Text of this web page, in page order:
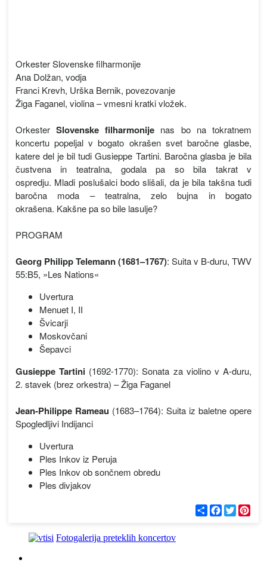
Orkester Slovenske filharmonije
Ana Dolžan, vodja
Franci Krevh, Urška Bernik, povezovanje
Žiga Faganel, violina – vmesni kratki vložek.
OrkesterSlovenske filharmonije nas bo na tokratnem
koncertu popeljal v bogato okrašen svet baročne glasbe,
katere del je bil tudi Gusieppe Tartini. Baročna glasba je bila
čustvena in teatralna, godala pa so bila takrat v
ospredju. Mladi poslušalci bodo slišali, da je bila takšna tudi
baročna moda – teatralna, zelo bujna in bogato
okrašena. Kakšne pa so bile lasulje?
PROGRAM
Georg Philipp Telemann (1681–1767): Suita v B-duru, TWV
55:B5, »Les Nations«
Uvertura
Menuet I, II
Švicarji
Moskovčani
Šepavci
Gusieppe Tartini (1692-1770): Sonata za violino v A-duru,
2. stavek (brez orkestra) – Žiga Faganel
Jean-Philippe Rameau (1683–1764): Suita iz baletne opere
Spogledljivi Indijanci
Uvertura
Ples Inkov iz Peruja
Ples Inkov ob sončnem obredu
Ples divjakov
С
п
F
a
T
w
Fotogalerija preteklih koncertov